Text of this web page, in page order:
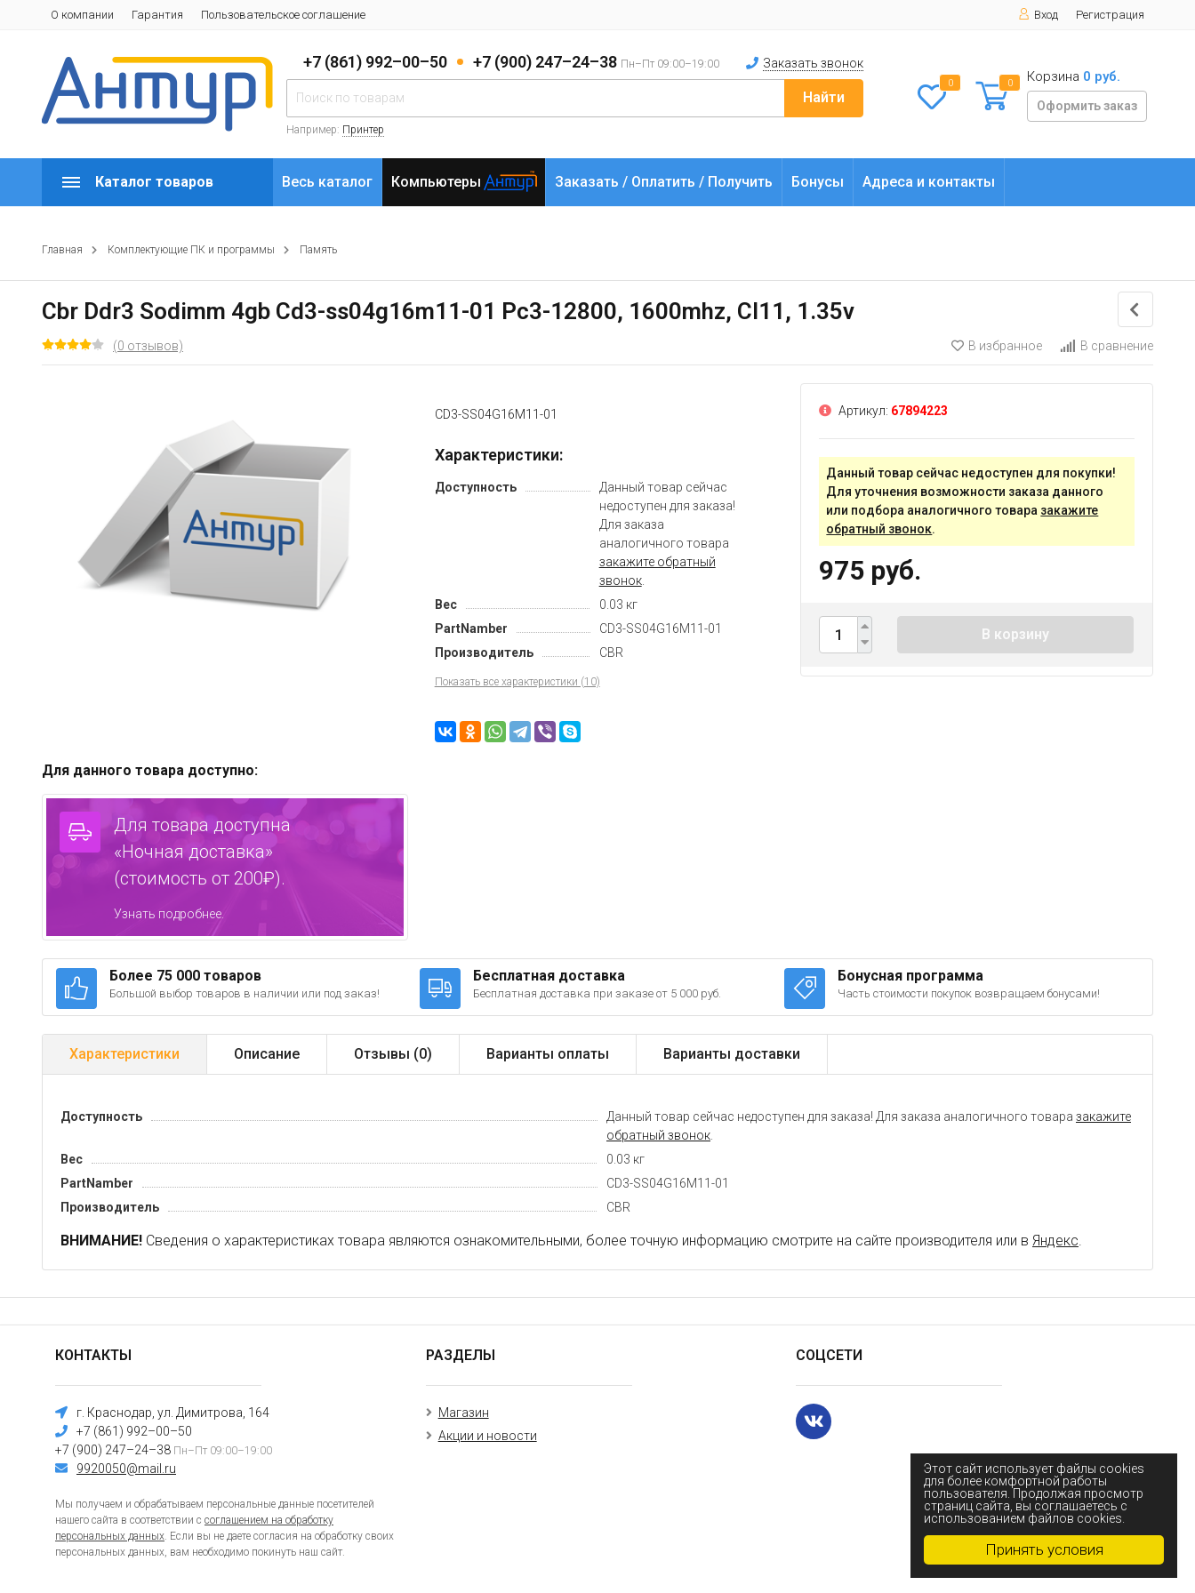
Принять условия
Этот сайт использует файлы cookies
для более комфортной работы
пользователя. Продолжая просмотр
страниц сайта, вы соглашаетесь с
использованием файлов cookies.
О компании Гарантия Пользовательское соглашение Вход Регистрация
+7 (861) 992–00–50 +7 (900) 247–24–38 Пн–Пт 09:00–19:00 Заказать звонок
Найти
Например: Принтер
0 0 Корзина 0 руб.
Оформить заказ
Каталог товаров Весь каталог Компьютеры Заказать / Оплатить / Получить Бонусы Адреса и контакты
Главная Комплектующие ПК и программы Память
Cbr Ddr3 Sodimm 4gb Cd3-ss04g16m11-01 Pc3-12800, 1600mhz, Cl11, 1.35v
(0 отзывов) В избранное В сравнение
CD3-SS04G16M11-01
Характеристики:
Доступность
Данный товар сейчас
недоступен для заказа!
Для заказа
аналогичного товара
закажите обратный
звонок.
Вес
0.03 кг
PartNamber
CD3-SS04G16M11-01
Производитель
CBR
Показать все характеристики (10)
Для данного товара доступно:
Для товара доступна
«Ночная доставка»
(стоимость от 200₽).
Узнать подробнее.
Артикул: 67894223
Данный товар сейчас недоступен для покупки!
Для уточнения возможности заказа данного
или подбора аналогичного товара закажите
обратный звонок.
975 руб.
В корзину
Более 75 000 товаров
Большой выбор товаров в наличии или под заказ!
Бесплатная доставка
Бесплатная доставка при заказе от 5 000 руб.
Бонусная программа
Часть стоимости покупок возвращаем бонусами!
Характеристики Описание Отзывы (0) Варианты оплаты Варианты доставки
Доступность Данный товар сейчас недоступен для заказа! Для заказа аналогичного товара закажите
обратный звонок
Вес
0.03 кг
PartNamber
CD3-SS04G16M11-01
Производитель
CBR
ВНИМАНИЕ! Сведения о характеристиках товара являются ознакомительными, более точную информацию смотрите на сайте производителя или в Яндекс.
КОНТАКТЫ
г. Краснодар, ул. Димитрова, 164
+7 (861) 992–00–50
+7 (900) 247–24–38 Пн–Пт 09:00–19:00
9920050@mail.ru
Мы получаем и обрабатываем персональные данные посетителей
нашего сайта в соответствии с соглашением на обработку
персональных данных. Если вы не даете согласия на обработку своих
персональных данных, вам необходимо покинуть наш сайт.
РАЗДЕЛЫ
Магазин
Акции и новости
СОЦСЕТИ